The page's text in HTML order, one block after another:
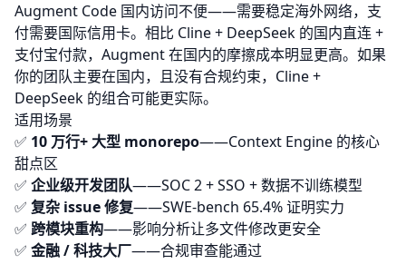
Augment Code 国内访问不便——需要稳定海外网络，支
付需要国际信用卡。相比 Cline+ DeepSeek 的国内直连 +
支付宝付款，Augment 在国内的摩擦成本明显更高。如果
你的团队主要在国内，且没有合规约束，Cline +
DeepSeek 的组合可能更实际。
适用场景
✅ 10 万行+ 大型 monorepo——Context Engine 的核心
甜点区
✅ 企业级开发团队——SOC 2 + SSO + 数据不训练模型
✅ 复杂 issue 修复——SWE-bench 65.4% 证明实力
✅ 跨模块重构——影响分析让多文件修改更安全
✅ 金融 / 科技大厂——合规审查能通过